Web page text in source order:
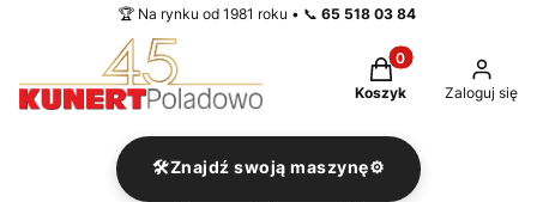
🏆 Na rynku od 1981 roku • 📞 65 518 03 84
Produkty w
Koszyk Zaloguj się
🛠️Znajdź swoją maszynę⚙️